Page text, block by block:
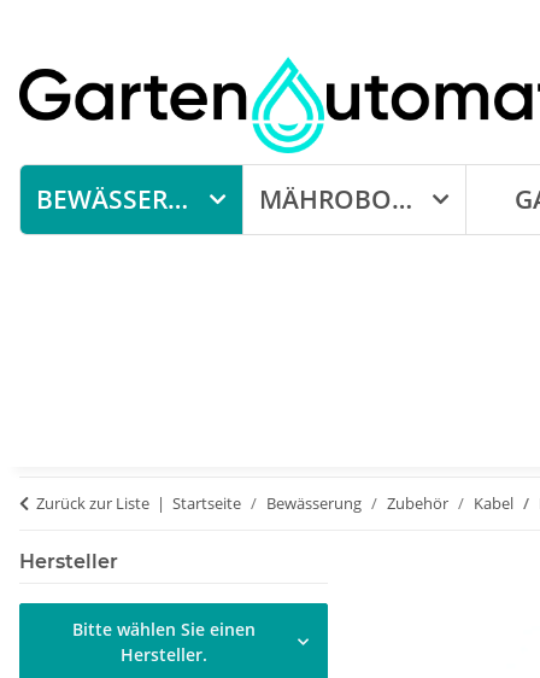
BEWÄSSERUNG MÄHROBOTER
Zurück zur Liste Startseite Bewässerung Zubehör Kabel
Hersteller
Bitte wählen Sie einen
Hersteller.